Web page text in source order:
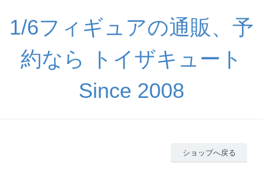
1/6フィギュアの通販、予
約なら トイザキュート
Since 2008
ショップへ戻る